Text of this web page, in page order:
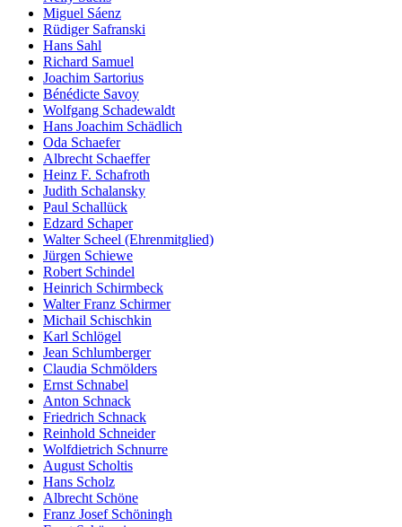
Miguel Sáenz
Rüdiger Safranski
Hans Sahl
Richard Samuel
Joachim Sartorius
Bénédicte Savoy
Wolfgang Schadewaldt
Hans Joachim Schädlich
Oda Schaefer
Albrecht Schaeffer
Heinz F. Schafroth
Judith Schalansky
Paul Schallück
Edzard Schaper
Walter Scheel (Ehrenmitglied)
Jürgen Schiewe
Robert Schindel
Heinrich Schirmbeck
Walter Franz Schirmer
Michail Schischkin
Karl Schlögel
Jean Schlumberger
Claudia Schmölders
Ernst Schnabel
Anton Schnack
Friedrich Schnack
Reinhold Schneider
Wolfdietrich Schnurre
August Scholtis
Hans Scholz
Albrecht Schöne
Franz Josef Schöningh